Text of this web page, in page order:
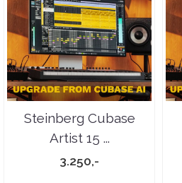
Steinberg Cubase
Artist 15 ...
3.250,-